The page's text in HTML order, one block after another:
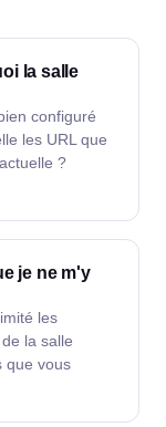
la salle
configuré
les URL que
?
je ne m'y
les
la salle
que vous